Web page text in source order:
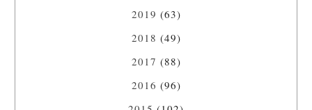
2019 (63)
2018 (49)
2017 (88)
2016 (96)